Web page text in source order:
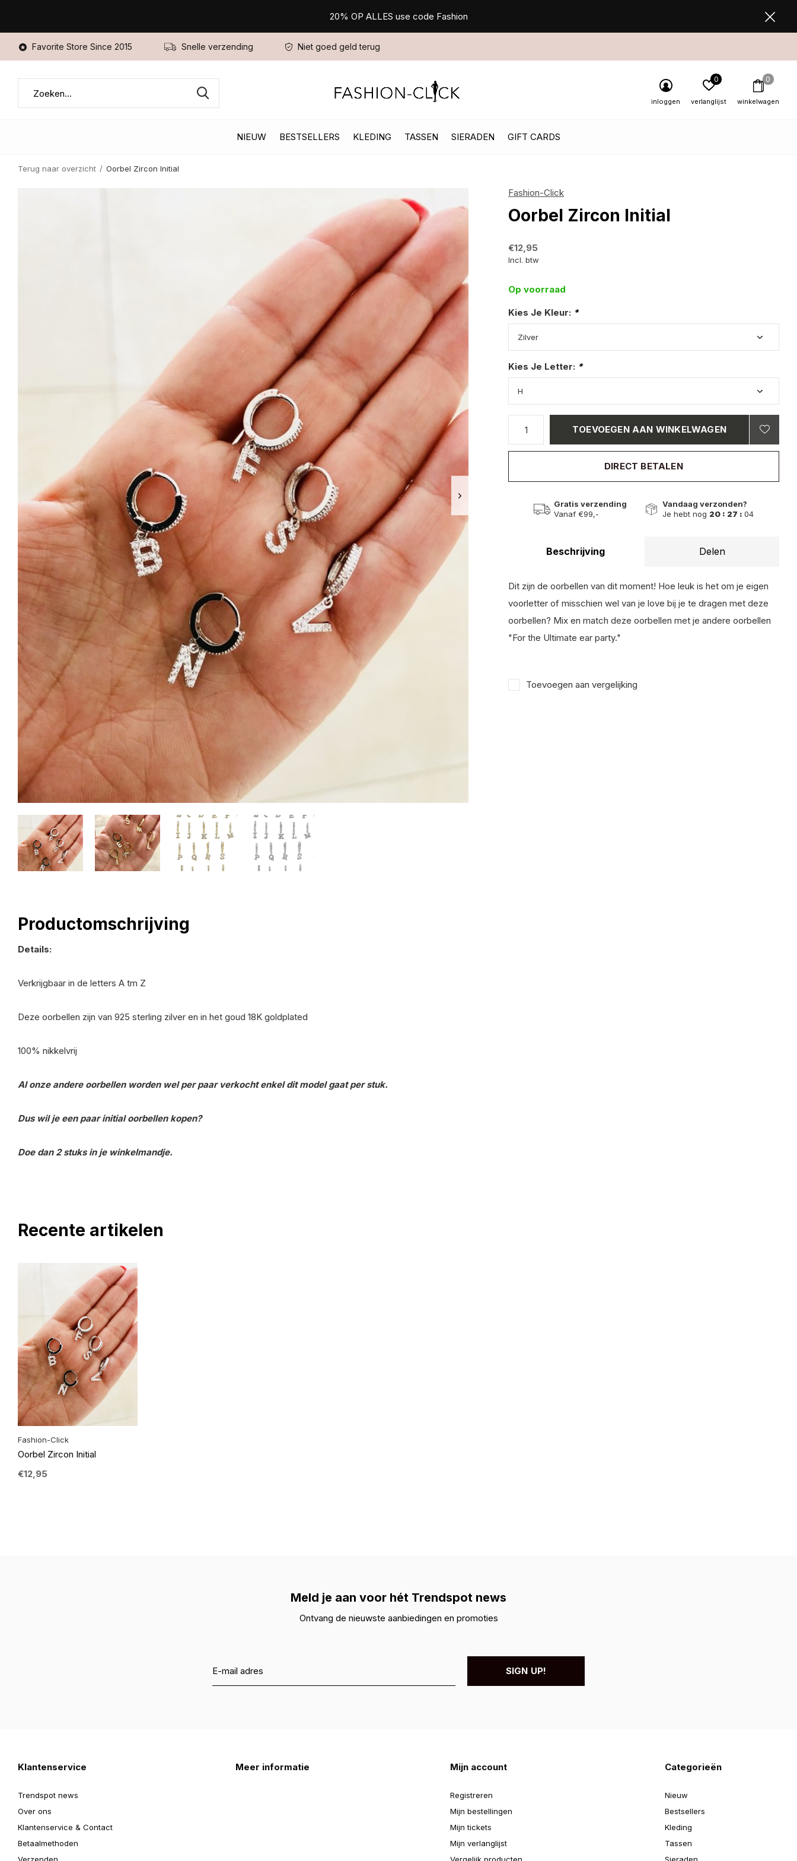
NIEUW BESTSELLERS KLEDING TASSEN SIERADEN GIFT CARDS
inloggen verlanglijst
0
winkelwagen
0
Favorite Store Since 2015 Snelle verzending Niet goed geld terug
20% OP ALLES use code Fashion
Terug naar overzicht Oorbel Zircon Initial
Fashion-Click
Oorbel Zircon Initial
€12,95
Incl. btw
Op voorraad
Kies Je Kleur: *
Kies Je Letter: *
TOEVOEGEN AAN WINKELWAGEN
DIRECT BETALEN
Gratis verzending
Vanaf €99,-
Vandaag verzonden?
Je hebt nog 20 : 27 : 03
Beschrijving Delen
Dit zijn de oorbellen van dit moment! Hoe leuk is het om je eigen
voorletter of misschien wel van je love bij je te dragen met deze
oorbellen? Mix en match deze oorbellen met je andere oorbellen
"For the Ultimate ear party."
Toevoegen aan vergelijking
Productomschrijving
Details:
Verkrijgbaar in de letters A tm Z
Deze oorbellen zijn van 925 sterling zilver en in het goud 18K goldplated
100% nikkelvrij
Al onze andere oorbellen worden wel per paar verkocht enkel dit model gaat per stuk.
Dus wil je een paar initial oorbellen kopen?
Doe dan 2 stuks in je winkelmandje.
Recente artikelen
Fashion-Click
Oorbel Zircon Initial
€12,95
Meld je aan voor hét Trendspot news
Ontvang de nieuwste aanbiedingen en promoties
SIGN UP!
Klantenservice
Trendspot news
Over ons
Klantenservice & Contact
Betaalmethoden
Verzenden
Meer informatie Mijn account
Registreren
Mijn bestellingen
Mijn tickets
Mijn verlanglijst
Vergelijk producten
Categorieën
Nieuw
Bestsellers
Kleding
Tassen
Sieraden